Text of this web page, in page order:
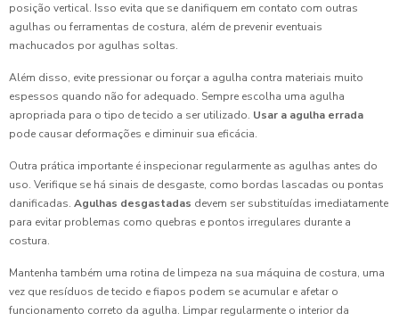
posição vertical. Isso evita que se danifiquem em contato com outras
agulhas ou ferramentas de costura, além de prevenir eventuais
machucados por agulhas soltas.
Além disso, evite pressionar ou forçar a agulha contra materiais muito
espessos quando não for adequado. Sempre escolha uma agulha
apropriada para o tipo de tecido a ser utilizado. Usar a agulha errada
pode causar deformações e diminuir sua eficácia.
Outra prática importante é inspecionar regularmente as agulhas antes do
uso. Verifique se há sinais de desgaste, como bordas lascadas ou pontas
danificadas. Agulhas desgastadas devem ser substituídas imediatamente
para evitar problemas como quebras e pontos irregulares durante a
costura.
Mantenha também uma rotina de limpeza na sua máquina de costura, uma
vez que resíduos de tecido e fiapos podem se acumular e afetar o
funcionamento correto da agulha. Limpar regularmente o interior da